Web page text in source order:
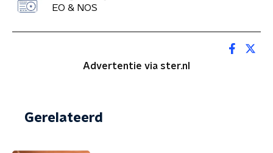
EO & NOS
Advertentie via ster.nl
Gerelateerd